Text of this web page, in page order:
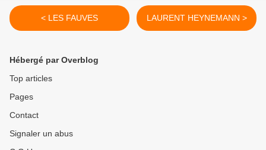
< LES FAUVES LAURENT HEYNEMANN >
Hébergé par Overblog
Top articles
Pages
Contact
Signaler un abus